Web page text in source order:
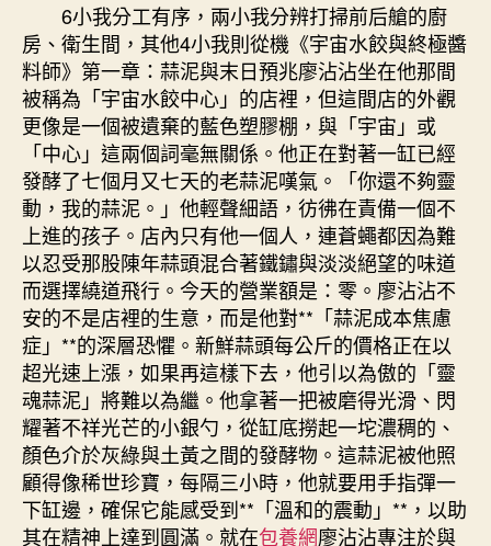
6小我分工有序，兩小我分辨打掃前后艙的廚
房、衛生間，其他4小我則從機《宇宙水餃與終極醬
料師》第一章：蒜泥與末日預兆廖沾沾坐在他那間
被稱為「宇宙水餃中心」的店裡，但這間店的外觀
更像是一個被遺棄的藍色塑膠棚，與「宇宙」或
「中心」這兩個詞毫無關係。他正在對著一缸已經
發酵了七個月又七天的老蒜泥嘆氣。「你還不夠靈
動，我的蒜泥。」他輕聲細語，彷彿在責備一個不
上進的孩子。店內只有他一個人，連蒼蠅都因為難
以忍受那股陳年蒜頭混合著鐵鏽與淡淡絕望的味道
而選擇繞道飛行。今天的營業額是：零。廖沾沾不
安的不是店裡的生意，而是他對**「蒜泥成本焦慮
症」**的深層恐懼。新鮮蒜頭每公斤的價格正在以
超光速上漲，如果再這樣下去，他引以為傲的「靈
魂蒜泥」將難以為繼。他拿著一把被磨得光滑、閃
耀著不祥光芒的小銀勺，從缸底撈起一坨濃稠的、
顏色介於灰綠與土黃之間的發酵物。這蒜泥被他照
顧得像稀世珍寶，每隔三小時，他就要用手指彈一
下缸邊，確保它能感受到**「溫和的震動」**，以助
其在精神上達到圓滿。就在包養網廖沾沾專注於與